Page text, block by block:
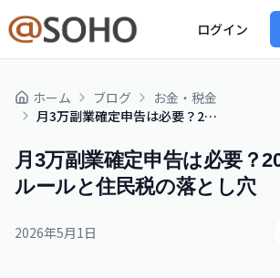
ログイン
ホーム ブログ
お金・税金
月3万副業確定申告は必要？20万円以下のルールと住民税の落とし穴
月3万副業確定申告は必要？
ルールと住民税の落とし穴
2026年5月1日